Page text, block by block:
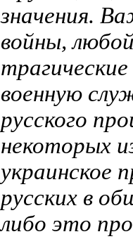
значения.
войны,
военную
русского
некоторых
украинское
русских в
либо это